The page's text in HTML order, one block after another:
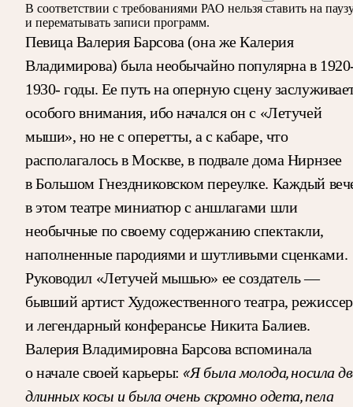
В соответствии с требованиями РАО нельзя ставить на
и перематывать записи программ.
Певица Валерия Барсова (она же Калерия
Владимирова) была необычайно популярна в
1930- годы. Ее путь на оперную сцену
особого внимания, ибо начался он с «Летучей
мыши», но не с оперетты, а с кабаре, что
располагалось в Москве, в подвале дома Нирнзее
в Большом Гнездниковском переулке. Каждый
в этом театре миниатюр с аншлагами шли
необычные по своему содержанию спектакли,
наполненные пародиями и шутливыми сценками.
Руководил «Летучей мышью» ее создатель —
бывший артист Художественного театра, режиссер
и легендарный конферансье Никита Балиев.
Валерия Владимировна Барсова вспоминала
о начале своей карьеры: «Я была молода, носила
длинных косы и была очень скромно одета, пела